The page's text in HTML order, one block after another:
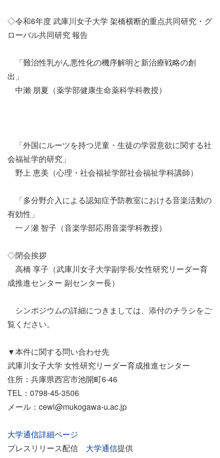
◇令和6年度 武庫川女子大学 架橋横断的重点共同研究・グ
ローバル共同研究 報告
「難治性乳がん悪性化の機序解明と新治療戦略の創
出」
中瀨 朋夏（薬学部健康生命薬科学科教授）
「外国にルーツを持つ児童・生徒の学習意欲に関する社
会福祉学的研究」
野上 恵美（心理・社会福祉学部社会福祉学科講師）
「多分野介入による認知症予防教室における音楽活動の
有効性」
一ノ瀬 智子（音楽学部応用音楽学科教授）
◇閉会挨拶
高橋 享子（武庫川女子大学副学長/女性研究リーダー育
成推進センター 副センター長）
シンポジウムの詳細につきましては、添付のチラシをご
覧ください。
▼本件に関する問い合わせ先
武庫川女子大学 女性研究リーダー育成推進センター
住所：兵庫県西宮市池開町6-46
TEL：0798-45-3506
メール：cewl@mukogawa-u.ac.jp
大学通信詳細ページ
プレスリリース配信 大学通信提供